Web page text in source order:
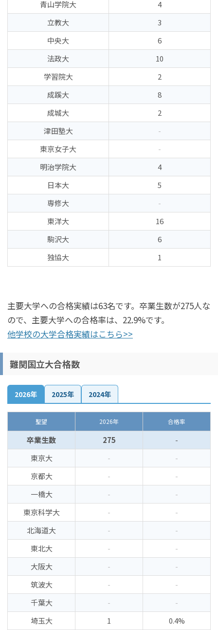
青山学院大
4
立教大
3
中央大
6
法政大
10
学習院大
2
成蹊大
8
成城大
2
津田塾大
-
東京女子大
-
明治学院大
4
日本大
5
専修大
-
東洋大
16
駒沢大
6
独協大
1
主要大学への合格実績は63名です。卒業生数が275人な
ので、主要大学への合格率は、22.9%です。
他学校の大学合格実績はこちら>>
難関国立大合格数
2026年 2025年 2024年
聖望 2026年 合格率
卒業生数 275
-
東京大
-
-
京都大
-
-
一橋大
-
-
東京科学大
-
-
北海道大
-
-
東北大
-
-
大阪大
-
-
筑波大
-
-
千葉大
-
-
埼玉大
1
0.4%